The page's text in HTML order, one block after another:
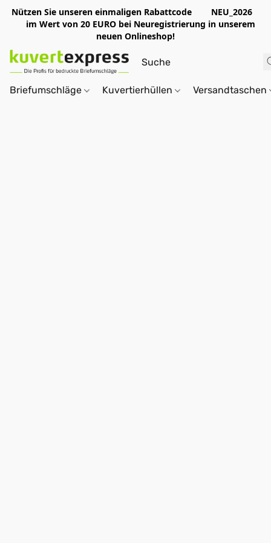
Nützen Sie unseren einmaligen Rabattcode NEU_2026
im Wert von 20 EURO bei Neuregistrierung in unserem
neuen Onlineshop!
Briefumschläge Kuvertierhüllen Versandtaschen